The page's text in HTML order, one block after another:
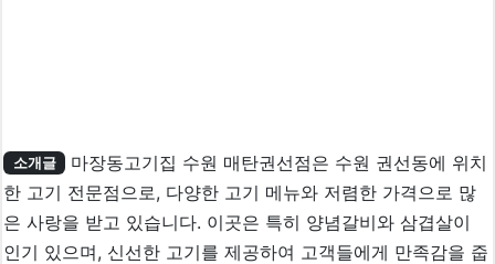
소개글
마장동고기집 수원 매탄권선점은 수원 권선동에 위치
한 고기 전문점으로, 다양한 고기 메뉴와 저렴한 가격으로 많
은 사랑을 받고 있습니다. 이곳은 특히 양념갈비와 삼겹살이
인기 있으며, 신선한 고기를 제공하여 고객들에게 만족감을 줍